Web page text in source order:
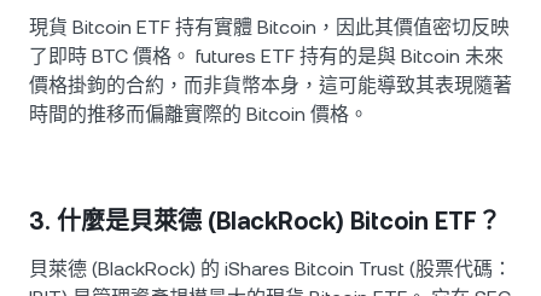
現貨 Bitcoin ETF 持有實體 Bitcoin，因此其價值密切反映
了即時 BTC 價格。 futures ETF 持有的是與 Bitcoin 未來
價格掛鉤的合約，而非貨幣本身，這可能導致其表現隨著
時間的推移而偏離實際的 Bitcoin 價格。
3. 什麼是貝萊德 (BlackRock) Bitcoin ETF？
貝萊德 (BlackRock) 的 iShares Bitcoin Trust (股票代碼：